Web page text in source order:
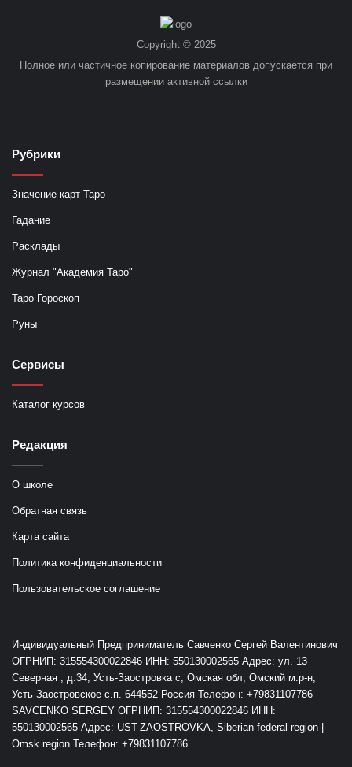
Copyright © 2025
Полное или частичное копирование материалов допускается при
размещении активной ссылки
Рубрики
Значение карт Таро
Гадание
Расклады
Журнал "Академия Таро"
Таро Гороскоп
Руны
Сервисы
Каталог курсов
Редакция
О школе
Обратная связь
Карта сайта
Политика конфиденциальности
Пользовательское соглашение
Индивидуальный Предприниматель Савченко Сергей Валентинович
ОГРНИП: 315554300022846 ИНН: 550130002565 Адрес: ул. 13
Северная , д.34, Усть-Заостровка с, Омская обл, Омский м.р-н,
Усть-Заостровское с.п. 644552 Россия Телефон: +79831107786
SAVCENKO SERGEY ОГРНИП: 315554300022846 ИНН:
550130002565 Адрес: UST-ZAOSTROVKA, Siberian federal region |
Omsk region Телефон: +79831107786